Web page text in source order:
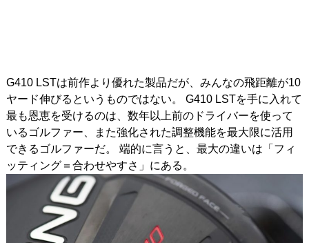
G410 LSTは前作より優れた製品だが、みんなの飛距離が10
ヤード伸びるというものではない。 G410 LSTを手に入れて
最も恩恵を受けるのは、数年以上前のドライバーを使って
いるゴルファー、また強化された調整機能を最大限に活用
できるゴルファーだ。 端的に言うと、最大の違いは「フィ
ッティング＝合わせやすさ」にある。